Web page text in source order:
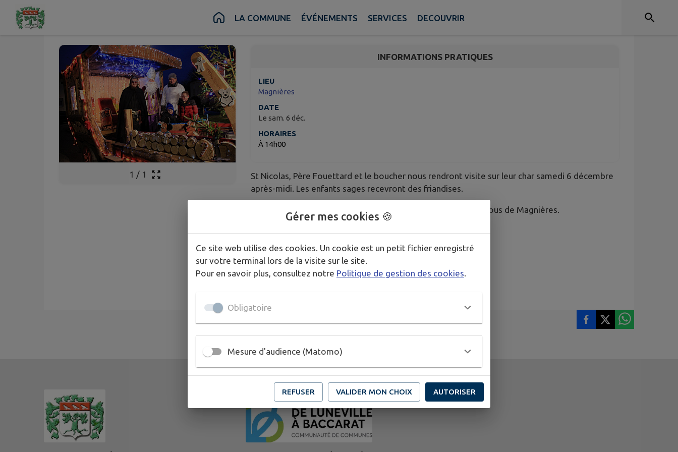
Contenu LA COMMUNE ÉVÉNEMENTS SERVICES DECOUVRIR
1 / 1
INFORMATIONS PRATIQUES
LIEU
Magnières
DATE
Le sam. 6 déc.
HORAIRES
À 14h00
St Nicolas, Père Fouettard et le boucher nous rendront visite sur leur char samedi 6 décembre
après-midi. Les enfants sages recevront des friandises.
A 18h, un spectacle sera proposé aux enfants à la salle Pour Tous de Magnières.
Venez nombreux
Publié par Edouard BABEL
Gérer mes cookies 🍪
Ce site web utilise des cookies. Un cookie est un petit fichier enregistré
sur votre terminal lors de la visite sur le site.
Pour en savoir plus, consultez notre Politique de gestion des cookies
Obligatoire
Mesure d'audience (Matomo)
REFUSER VALIDER MON CHOIX AUTORISER